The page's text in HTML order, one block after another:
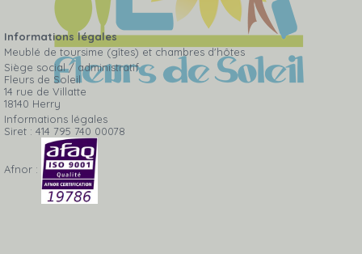
Informations légales
Meublé de toursime (gîtes) et chambres d'hôtes
Siège social / administratif
Fleurs de Soleil
14 rue de Villatte
18140 Herry
Informations légales
Siret : 414 795 740 00078
Afnor :